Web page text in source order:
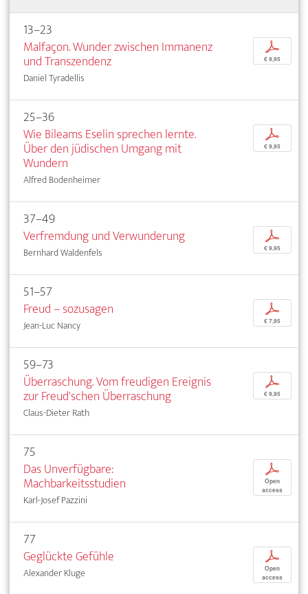
13–23
Malfaçon. Wunder zwischen Immanenz
und Transzendenz
Daniel Tyradellis
p
€ 9,95
25–36
Wie Bileams Eselin sprechen lernte.
Über den jüdischen Umgang mit
Wundern
Alfred Bodenheimer
p
€ 9,95
37–49
Verfremdung und Verwunderung
Bernhard Waldenfels
p
€ 9,95
51–57
Freud – sozusagen
Jean-Luc Nancy
p
€ 7,95
59–73
Überraschung. Vom freudigen Ereignis
zur Freud'schen Überraschung
Claus-Dieter Rath
p
€ 9,95
75
Das Unverfügbare:
Machbarkeitsstudien
Karl-Josef Pazzini
p
Open
access
77
Geglückte Gefühle
Alexander Kluge
p
Open
access